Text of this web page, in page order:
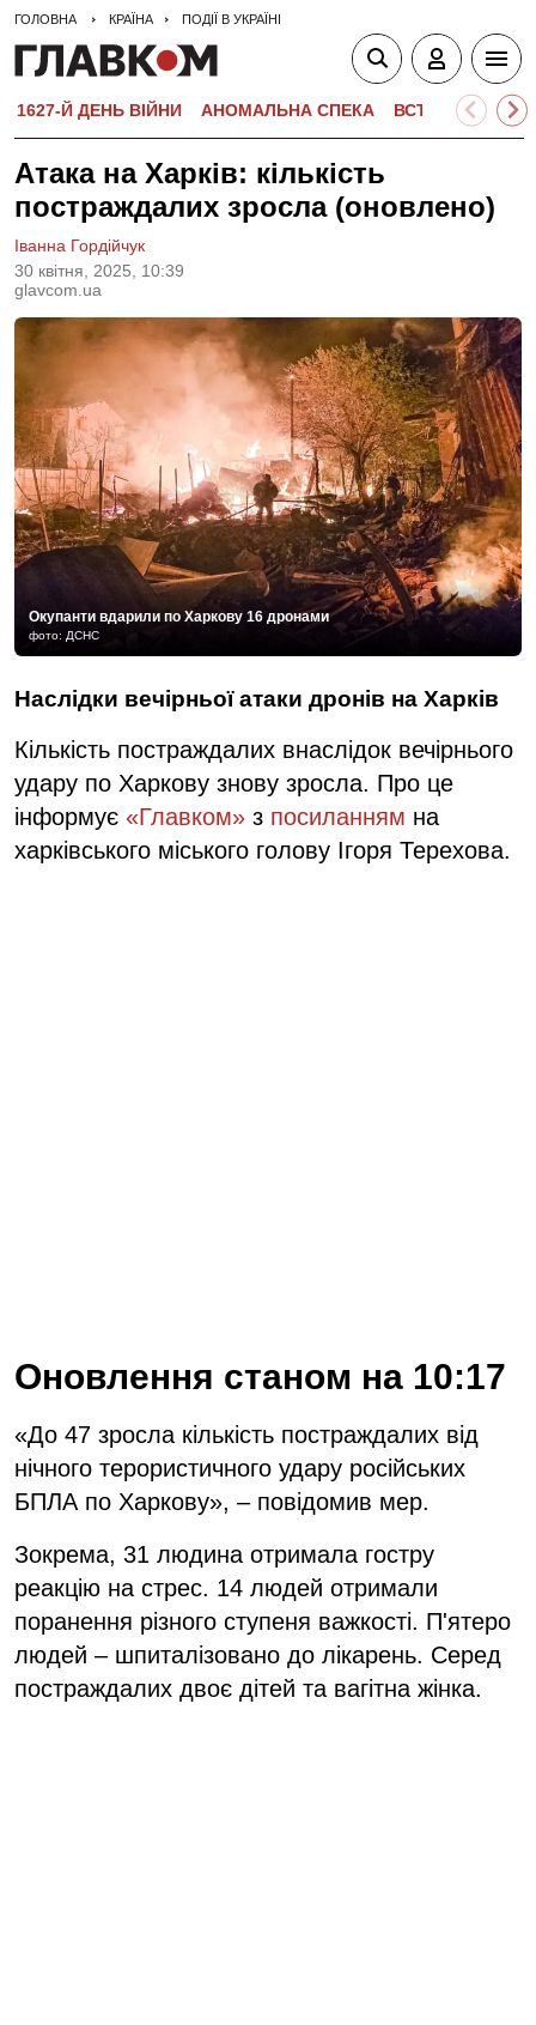
ГОЛОВНА КРАЇНА ПОДІЇ В УКРАЇНІ
1627-Й ДЕНЬ ВІЙНИ АНОМАЛЬНА СПЕКА ВСТУПНА
Атака на Харків: кількість
постраждалих зросла (оновлено)
30 квiтня, 2025, 10:39
glavcom.ua
Іванна Гордійчук
Окупанти вдарили по Харкову 16 дронами
фото: ДСНС
Наслідки вечірньої атаки дронів на Харків
Кількість постраждалих внаслідок вечірнього
удару по Харкову знову зросла. Про це
інформує «Главком» з посиланням на
харківського міського голову Ігоря Терехова.
Оновлення станом на 10:17
«До 47 зросла кількість постраждалих від
нічного терористичного удару російських
БПЛА по Харкову», – повідомив мер.
Зокрема, 31 людина отримала гостру
реакцію на стрес. 14 людей отримали
поранення різного ступеня важкості. П'ятеро
людей – шпиталізовано до лікарень. Серед
постраждалих двоє дітей та вагітна жінка.